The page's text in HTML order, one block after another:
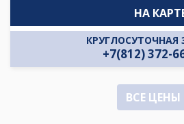
КРУГЛОСУТОЧНАЯ
+7(812) 372-
НА
ВСЕ ЦЕНЫ